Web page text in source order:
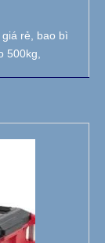
rẻ, bao bì
500kg,